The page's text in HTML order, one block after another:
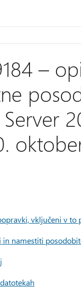
–
vključeni v to
in namestiti